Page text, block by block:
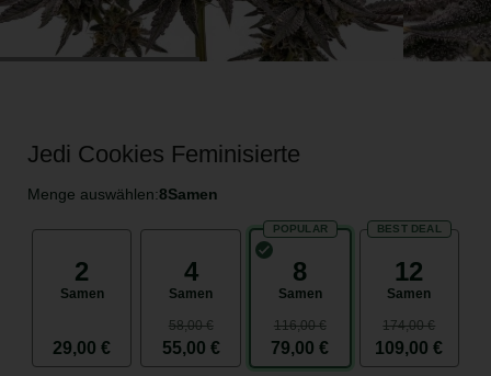
Jedi Cookies Feminisierte
Menge auswählen:8Samen
2
Samen
29,00 €
4
Samen
58,00 €
55,00 €
POPULAR
8
Samen
116,00 €
79,00 €
BEST DEAL
12
Samen
174,00 €
109,00 €